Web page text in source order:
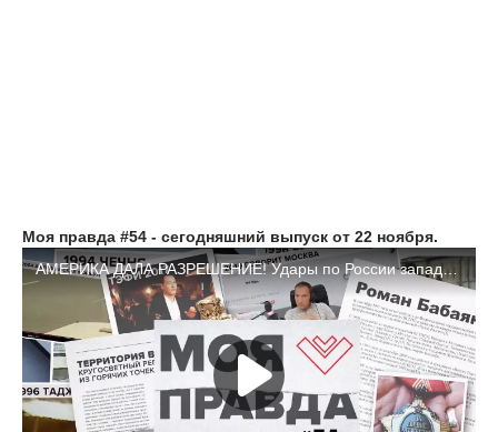
Моя правда #54 - сегодняшний выпуск от 22 ноября.